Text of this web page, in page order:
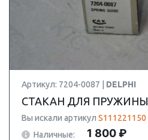
Артикул: 7204-0087 | DELPHI
СТАКАН ДЛЯ ПРУЖИНЫ
Вы искали артикул S111221150
Наличные:
1 800 ₽